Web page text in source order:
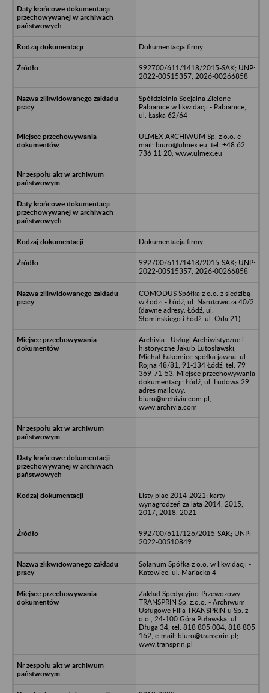
Dokumentacja firmy
992700/611/1418/2015-SAK; UNP:
2022-00515357, 2026-00266858
Spółdzielnia Socjalna Zielone
Pabianice w likwidacji - Pabianice,
ul. Łaska 62/64
ULMEX ARCHIWUM Sp. z o.o. e-
mail: biuro@ulmex.eu, tel. +48 62
736 11 20, www.ulmex.eu
Dokumentacja firmy
992700/611/1418/2015-SAK; UNP:
2022-00515357, 2026-00266858
COMODUS Spółka z o.o. z siedzibą
w Łodzi - Łódź, ul. Narutowicza 40/2
(dawne adresy: Łódź, ul.
Słomińskiego i Łódź, ul. Orla 21)
Archivia - Usługi Archiwistyczne i
historyczne Jakub Lutosławski,
Michał Łakomiec spółka jawna, ul.
Rojna 48/81, 91-134 Łódź, tel. 79
369-71-53. Miejsce przechowywania
dokumentacji: Łódź, ul. Ludowa 29,
adres mailowy:
biuro@archivia.com.pl,
www.archivia.com
Listy plac 2014-2021; karty
wynagrodzeń za lata 2014, 2015,
2017, 2018, 2021
992700/611/126/2015-SAK; UNP:
2022-00510849
Solanum Spółka z o.o. w likwidacji -
Katowice, ul. Mariacka 4
Zakład Spedycyjno-Przewozowy
TRANSPRIN Sp. z.o.o. - Archiwum
Usługowe Filia TRANSPRIN-u Sp. z
o.o., 24-100 Góra Puławska, ul.
Długa 34, tel. 818 805 004; 818 805
162, e-mail: biuro@transprin.pl;
www.transprin.pl